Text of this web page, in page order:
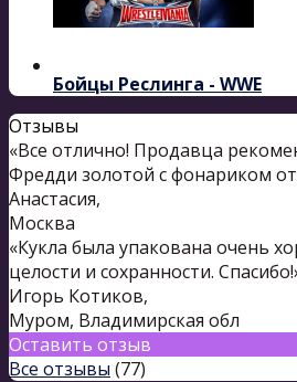
Бойцы Реслинга - WWE
Отзывы
«Все отлично! Продавца
Фредди золотой с фонариком
Анастасия,
Москва
«Кукла была упакована очень
целости и сохранности.
Игорь Котиков,
Муром, Владимирская обл
Оставить отзыв
Все отзывы (77)